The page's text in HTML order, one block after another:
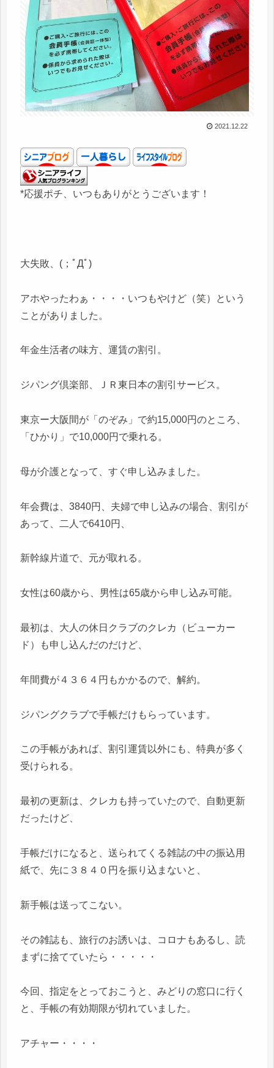
2021.12.22
*応援ポチ、いつもありがとうございます！
大失敗、(；ﾟДﾟ)
アホやったわぁ・・・・いつもやけど（笑）という
ことがありました。
年金生活者の味方、運賃の割引。
ジパング倶楽部、ＪＲ東日本の割引サービス。
東京ー大阪間が「のぞみ」で約15,000円のところ、
「ひかり」で10,000円で乗れる。
母が介護となって、すぐ申し込みました。
年会費は、3840円、夫婦で申し込みの場合、割引が
あって、二人で6410円、
新幹線片道で、元が取れる。
女性は60歳から、男性は65歳から申し込み可能。
最初は、大人の休日クラブのクレカ（ビューカー
ド）も申し込んだのだけど、
年間費が４３６４円もかかるので、解約。
ジパングクラブで手帳だけもらっています。
この手帳があれば、割引運賃以外にも、特典が多く
受けられる。
最初の更新は、クレカも持っていたので、自動更新
だったけど、
手帳だけになると、送られてくる雑誌の中の振込用
紙で、先に３８４０円を振り込まないと、
新手帳は送ってこない。
その雑誌も、旅行のお誘いは、コロナもあるし、読
まずに捨てていたら・・・・・
今回、指定をとっておこうと、みどりの窓口に行く
と、手帳の有効期限が切れていました。
アチャー・・・・